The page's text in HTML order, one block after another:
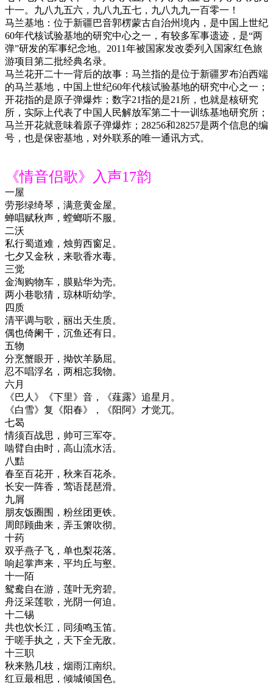
十一。九八九五六，九八九五七，九八九九一百零一！
马兰基地：位于新疆巴音郭楞蒙古自治州境内，是中国上世纪
60年代核试验基地的研究中心之一，有较多军事遗迹，是“两
弹”研发的军事纪念地。2011年被国家发改委列入国家红色旅
游项目第二批经典名录。
马兰花开二十一背后的故事：马兰指的是位于新疆罗布泊西端
的马兰基地，中国上世纪60年代核试验基地的研究中心之一；
开花指的是原子弹爆炸；数字21指的是21所，也就是核研究
所，实际上代表了中国人民解放军第二十一训练基地研究所；
马兰开花就意味着原子弹爆炸；28256和28257是两个信息的编
号，也是保密基地，对外联系的唯一通讯方式。
《情音侣歌》入声17韵
一屋
劳形绿绮琴，满意黄金屋。
蝉唱赋秋声，螳螂听不服。
二沃
私行蜀道难，烛剪西窗足。
七夕又金秋，来歌香水毒。
三觉
金淘购物车，膜贴华为壳。
两小巷歌猜，琼林听幼学。
四质
清平调与歌，丽出天生质。
偶也倚阑干，沉鱼还有日。
五物
分烹蟹眼开，拗饮羊肠屈。
忍不唱浮名，两相忘我物。
六月
《巴人》《下里》音，《薤露》追星月。
《白雪》复《阳春》，《阳阿》才觉兀。
七曷
情须百战思，帅可三军夺。
啮臂自由时，高山流水活。
八黠
春至百花开，秋来百花杀。
长安一阵香，莺语琵琶滑。
九屑
朋友饭圈围，粉丝团更铁。
周郎顾曲来，弄玉箫吹彻。
十药
双乎燕子飞，单也梨花落。
响起掌声来，平均丘与壑。
十一陌
鸳鸯自在游，莲叶无穷碧。
舟泛采莲歌，光阴一何迫。
十二锡
共也饮长江，同须鸣玉笛。
于嗟手执之，天下全无敌。
十三职
秋来熟几枝，烟雨江南织。
红豆最相思，倾城倾国色。